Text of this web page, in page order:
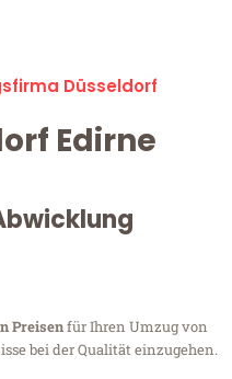
Düsseldorf
Edirne
Preisenfür Ihren Umzug von
bei der Qualität einzugehen.